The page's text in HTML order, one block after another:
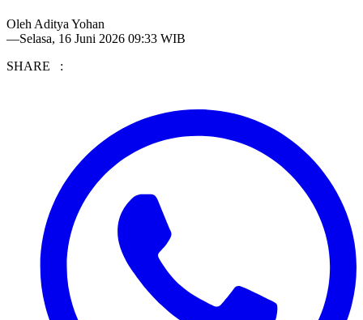
Oleh Aditya Yohan
—Selasa, 16 Juni 2026 09:33 WIB
SHARE :